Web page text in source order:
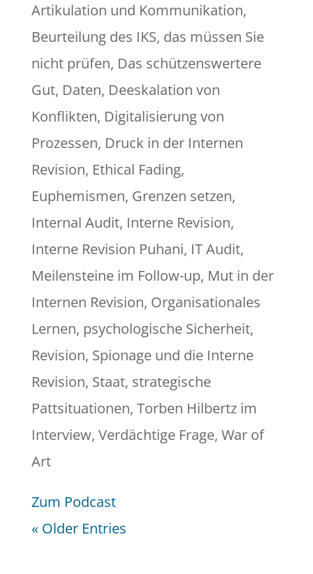
Artikulation und Kommunikation,
Beurteilung des IKS, das müssen Sie
nicht prüfen, Das schützenswertere
Gut, Daten, Deeskalation von
Konflikten, Digitalisierung von
Prozessen, Druck in der Internen
Revision, Ethical Fading,
Euphemismen, Grenzen setzen,
Internal Audit, Interne Revision,
Interne Revision Puhani, IT Audit,
Meilensteine im Follow-up, Mut in der
Internen Revision, Organisationales
Lernen, psychologische Sicherheit,
Revision, Spionage und die Interne
Revision, Staat, strategische
Pattsituationen, Torben Hilbertz im
Interview, Verdächtige Frage, War of
Art
Zum Podcast
« Older Entries